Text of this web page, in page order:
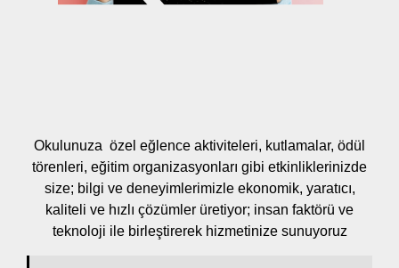
Okulunuza özel eğlence aktiviteleri, kutlamalar, ödül
törenleri, eğitim organizasyonları gibi etkinliklerinizde
size; bilgi ve deneyimlerimizle ekonomik, yaratıcı,
kaliteli ve hızlı çözümler üretiyor; insan faktörü ve
teknoloji ile birleştirerek hizmetinize sunuyoruz